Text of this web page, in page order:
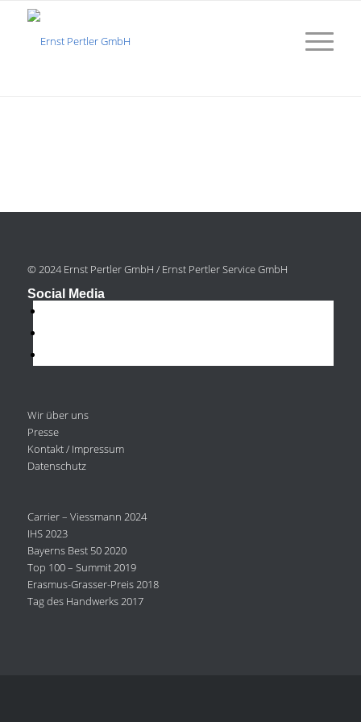
© 2024 Ernst Pertler GmbH / Ernst Pertler Service GmbH
Social Media
Wir über uns
Presse
Kontakt / Impressum
Datenschutz
Carrier – Viessmann 2024
IHS 2023
Bayerns Best 50 2020
Top 100 – Summit 2019
Erasmus-Grasser-Preis 2018
Tag des Handwerks 2017